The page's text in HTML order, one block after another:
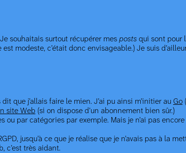
souhaitais surtout récupérer mes postsqui sont pour
modeste, c’était donc envisageable.) Je suis
que j’allais faire le mien. J’ai pu ainsi m’initier au Go
site Web (si on dispose d’un abonnement bien sûr.)
par catégories par exemple. Mais je n’ai pas
jusqu’à ce que je réalise que je n’avais pas à la
c’est très aidant.